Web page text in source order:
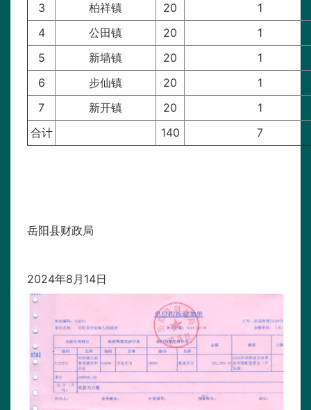
3
柏祥镇 20
1
4
公田镇 20
1
5
新墙镇 20
1
6
步仙镇 20
1
7
新开镇 20
1
合计
140 7
岳阳县财政局
2024年8月14日